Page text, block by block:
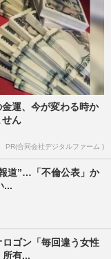
金運、今が変わる時か
せん
PR(合同会社デジタルファーム )
道”…「不倫公表」か
...
ロゴン「毎回違う女性
有...